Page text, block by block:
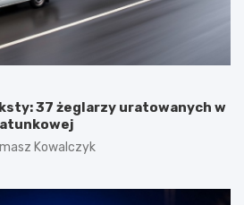
37 żeglarzy uratowanych w
Kowalczyk